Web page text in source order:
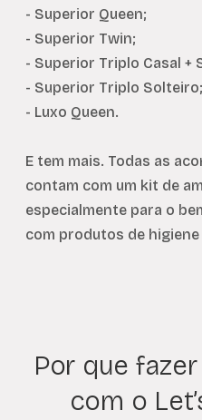
- Superior Queen;
- Superior Twin;
- Superior Triplo Casal +
- Superior Triplo Solteiro;
- Luxo Queen.
E tem mais. Todas as
contam com um kit de
especialmente para o
com produtos de
Por que
com o